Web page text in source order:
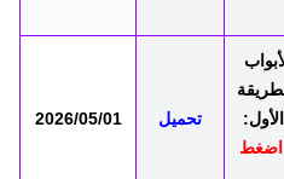
اضغط
تحميل 2026/05/01